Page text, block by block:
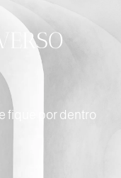
fique por dentro